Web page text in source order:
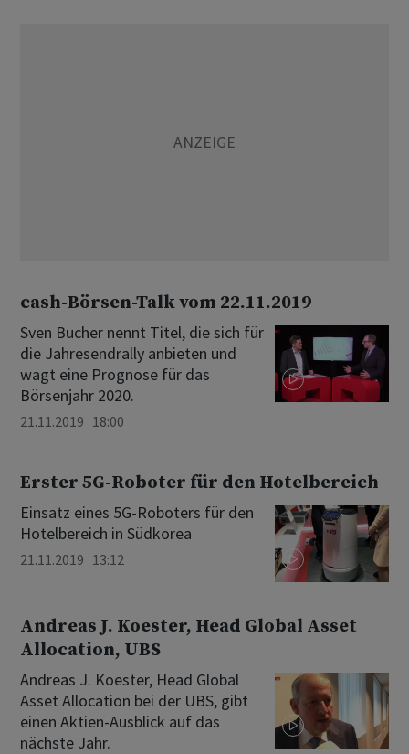
cash-Börsen-Talk vom 22.11.2019
Sven Bucher nennt Titel, die sich für
die Jahresendrally anbieten und
wagt eine Prognose für das
Börsenjahr 2020.
21.11.2019 18:00
Erster 5G-Roboter für den Hotelbereich
Einsatz eines 5G-Roboters für den
Hotelbereich in Südkorea
21.11.2019 13:12
Andreas J. Koester, Head Global Asset
Allocation, UBS
Andreas J. Koester, Head Global
Asset Allocation bei der UBS, gibt
einen Aktien-Ausblick auf das
nächste Jahr.